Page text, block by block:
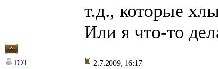
т.д., которые
Или я что-то
TOT 2.7.2009, 16:17